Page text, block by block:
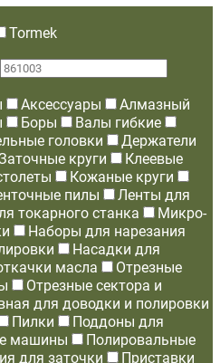
Tormek
Аксессуары
Алмазный
Боры
Валы гибкие
головки
Держатели
круги
Клеевые
Кожаные круги
пилы
Ленты для
токарного станка
Микро-
Наборы для нарезания
Насадки для
масла
Отрезные
Отрезные сектора и
для доводки и полировки
Пилки
Поддоны для
машины
Полировальные
для заточки
Приставки